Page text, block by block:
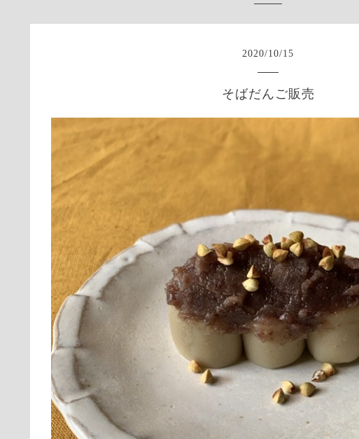
2020/10/15
そばだんご販売